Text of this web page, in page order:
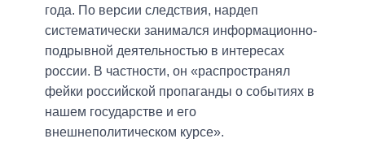
года. По версии следствия, нардеп
систематически занимался информационно-
подрывной деятельностью в интересах
россии. В частности, он «распространял
фейки российской пропаганды о событиях в
нашем государстве и его
внешнеполитическом курсе».